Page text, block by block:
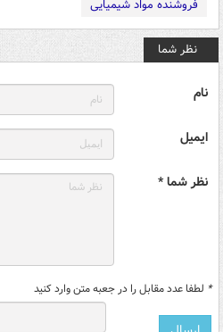
فروشنده مواد شیمیایی
نظر شما
نام
ایمیل
نظر شما *
* لطفا عدد مقابل را در جعبه متن وارد کنید